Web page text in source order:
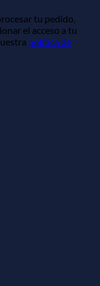
tu pedido,
el acceso a tu
política de